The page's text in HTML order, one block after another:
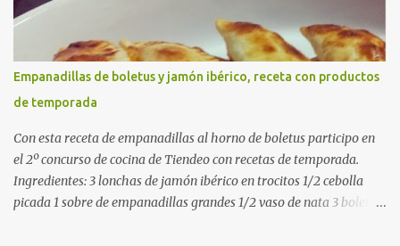
verduras Limpia las alcachofas, retira las hojas duras y córtalas en
cuartos. Trocea las judías verdes. Reserva en agua con limón para
que no se oxiden. 2. Sofríe las carnes En la paellera, añade un buen
chorro de aceite de oliva y dora bien el pollo y las costillas a fuego
medio-alto. Este paso es clave: cuanto más dorado, más sabor ten...
Empanadillas de boletus y jamón ibérico, receta con productos
de temporada
Con esta receta de empanadillas al horno de boletus participo en
el 2º concurso de cocina de Tiendeo con recetas de temporada.
Ingredientes: 3 lonchas de jamón ibérico en trocitos 1/2 cebolla
picada 1 sobre de empanadillas grandes 1/2 vaso de nata 3 boletus